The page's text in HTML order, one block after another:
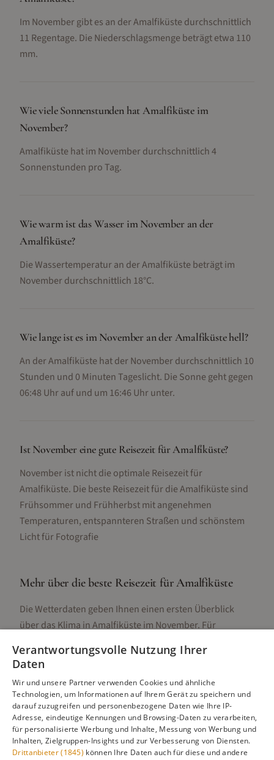
Im November gibt es an der Amalfiküste durchschnittlich
11 Regentage. Die Niederschlagsmenge beträgt etwa 110
mm.
Wie viele Sonnenstunden hat Amalfiküste im
November?
Amalfiküste hat im November durchschnittlich 4
Sonnenstunden pro Tag.
Wie warm ist das Wasser im November an der
Amalfiküste?
Die Wassertemperatur an der Amalfiküste beträgt im
November durchschnittlich 18°C.
Wie lange ist es im November an der Amalfiküste hell?
An der Amalfiküste hat der November durchschnittlich 10
Stunden und 0 Minuten Tageslicht. Die Sonne geht gegen
06:48 Uhr auf und um 16:46 Uhr unter.
Ist November eine gute Reisezeit für Amalfiküste?
November ist nicht die optimale Reisezeit für
Amalfiküste. Die beste Reisezeit für die Amalfiküste sind
Frühsommer und Frühherbst mit angenehmen
Temperaturen, entspannteren Straßen und schönstem
Licht für Fotografie
Mehr über die beste Reisezeit fürAmalfiküste
Die Wetterdaten geben Ihnen einen ersten Überblick
über das Klima inAmalfiküste im November. Für
regionalen Unterschieden, Aktivitäten und Reisetipps
Alle Infos zur besten ReisezeitAmalfiküste
Verantwortungsvolle Nutzung Ihrer
Daten
Wir und unsere Partner verwenden Cookies und ähnliche
Technologien, um Informationen auf Ihrem Gerät zu speichern und
darauf zuzugreifen und personenbezogene Daten wie Ihre IP-
Adresse, eindeutige Kennungen und Browsing-Daten zu verarbeiten,
für personalisierte Werbung und Inhalte, Messung von Werbung und
Inhalten, Zielgruppen-Insights und zur Verbesserung von Diensten.
Drittanbieter (1845) können Ihre Daten auch für diese und andere